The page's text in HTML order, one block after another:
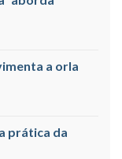
a orla
prática da